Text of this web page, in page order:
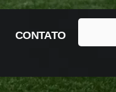
CONTATO